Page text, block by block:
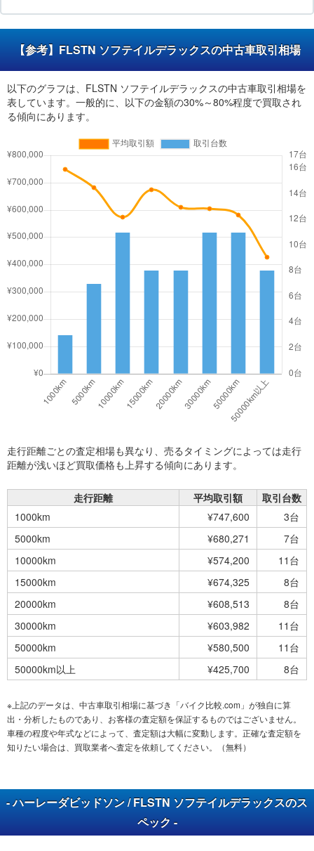
【参考】FLSTN ソフテイルデラックスの中古車取引相場
以下のグラフは、FLSTN ソフテイルデラックスの中古車取引相場を
表しています。一般的に、以下の金額の30%～80%程度で買取され
る傾向にあります。
走行距離ごとの査定相場も異なり、売るタイミングによっては走行
距離が浅いほど買取価格も上昇する傾向にあります。
走行距離 平均取引額
取引台数
1000km
¥747,600
3台
5000km
¥680,271
7台
10000km
¥574,200
11台
15000km
¥674,325
8台
20000km
¥608,513
8台
30000km
¥603,982
11台
50000km
¥580,500
11台
50000km以上
¥425,700 8台
※上記のデータは、中古車取引相場に基づき「バイク比較.com」が独自に算
出・分析したものであり、お客様の査定額を保証するものではございません。
車種の程度や年式などによって、査定額は大幅に変動します。正確な査定額を
知りたい場合は、買取業者へ査定を依頼してください。（無料）
- ハーレーダビッドソン / FLSTN ソフテイルデラックスのス
ペック -